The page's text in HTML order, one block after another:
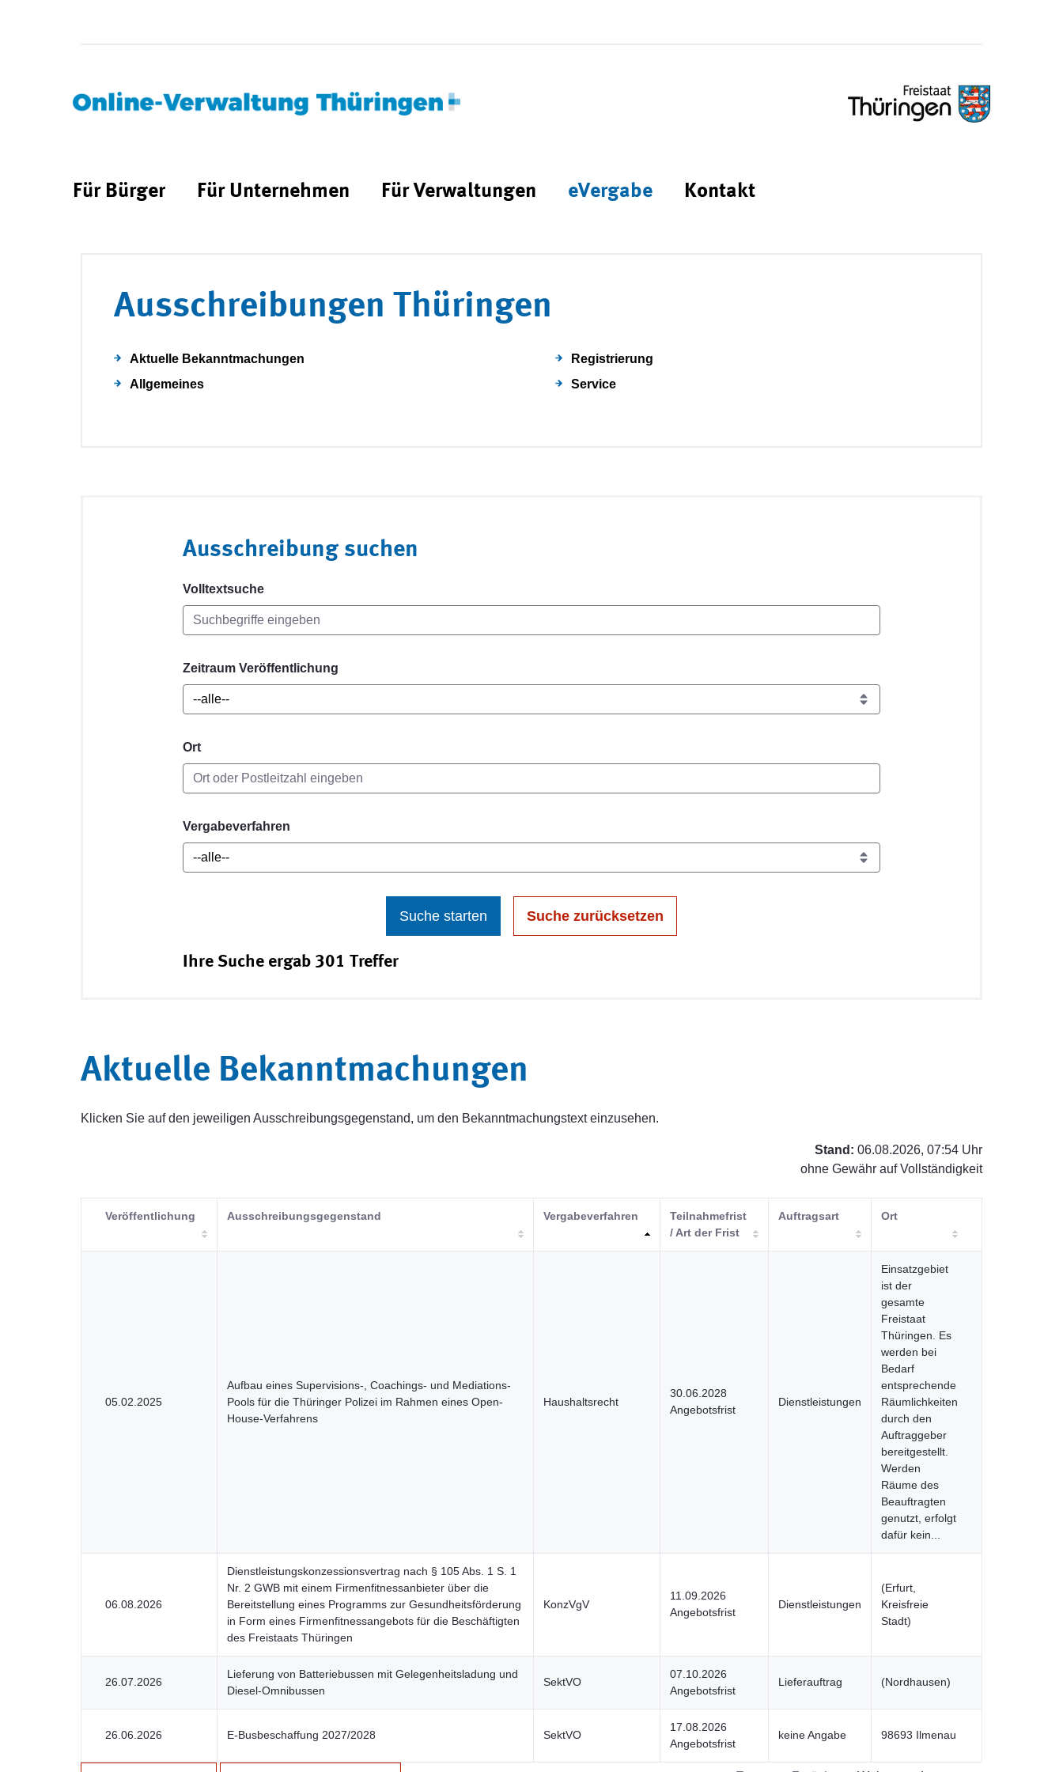
Für Bürger Für Unternehmen Für Verwaltungen eVergabe Kontakt
Ausschreibungen Thüringen
Aktuelle Bekanntmachungen
Allgemeines
Registrierung
Service
Ausschreibung suchen
Volltextsuche
Zeitraum Veröffentlichung
Ort
Vergabeverfahren
Suche starten Suche zurücksetzen
Ihre Suche ergab 301 Treffer
Aktuelle Bekanntmachungen
Klicken Sie auf den jeweiligen Ausschreibungsgegenstand, um den Bekanntmachungstext einzusehen.
Stand: 06.08.2026, 07:54 Uhr
ohne Gewähr auf Vollständigkeit
Veröffentlichung Ausschreibungsgegenstand Vergabeverfahren
Teilnahmefrist
/ Art der Frist
Auftragsart Ort
05.02.2025
Aufbau eines Supervisions-, Coachings- und Mediations-
Pools für die Thüringer Polizei im Rahmen eines Open-
House-Verfahrens
Haushaltsrecht
30.06.2028
Angebotsfrist
Dienstleistungen
Einsatzgebiet
ist der
gesamte
Freistaat
Thüringen. Es
werden bei
Bedarf
entsprechende
Räumlichkeiten
durch den
Auftraggeber
bereitgestellt.
Werden
Räume des
Beauftragten
genutzt, erfolgt
dafür kein...
06.08.2026
Dienstleistungskonzessionsvertrag nach § 105 Abs. 1 S. 1
Nr. 2 GWB mit einem Firmenfitnessanbieter über die
Bereitstellung eines Programms zur Gesundheitsförderung
in Form eines Firmenfitnessangebots für die Beschäftigten
des Freistaats Thüringen
KonzVgV
11.09.2026
Angebotsfrist
Dienstleistungen
(Erfurt,
Kreisfreie
Stadt)
26.07.2026
Lieferung von Batteriebussen mit Gelegenheitsladung und
Diesel-Omnibussen
SektVO
07.10.2026
Angebotsfrist
Lieferauftrag (Nordhausen)
26.06.2026 E-Busbeschaffung 2027/2028 SektVO
17.08.2026
Angebotsfrist
keine Angabe 98693 Ilmenau